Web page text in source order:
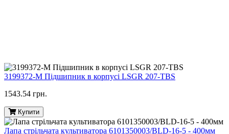
3199372-M Підшипник в корпусі LSGR 207-TBS
1543.54 грн.
Купити
Лапа стрільчата культиватора 6101350003/BLD-16-5 - 400мм